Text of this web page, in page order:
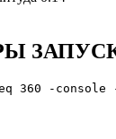
360 -